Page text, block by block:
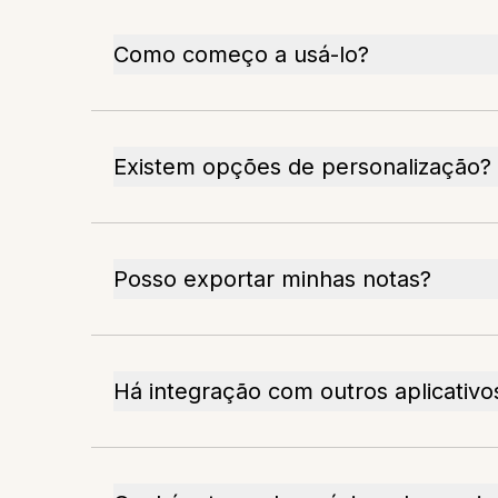
Como começo a usá-lo?
Existem opções de personalização?
Posso exportar minhas notas?
Há integração com outros